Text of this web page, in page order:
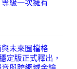
級一次擁有
未來圖檔格
定版正式釋出，